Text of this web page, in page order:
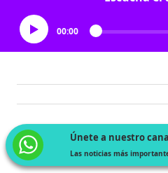
00:00
Únete a nuestro
Las noticias más